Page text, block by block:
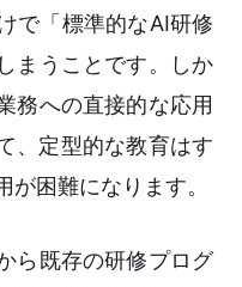
で「標準的なAI研修
まうことです。しか
務への直接的な応用
、定型的な教育はす
が困難になります。
ら既存の研修プログ